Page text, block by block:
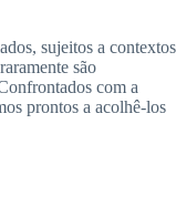
sujeitos a contextos
são
com a
prontos a acolhê-los